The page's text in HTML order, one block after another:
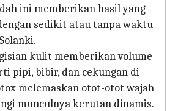
ini memberikan hasil yang
sedikit atau tanpa waktu
kulit memberikan volume
pipi, bibir, dan cekungan di
melemaskan otot-otot wajah
munculnya kerutan dinamis.